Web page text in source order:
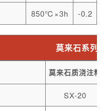
850℃×3h -0.2
莫来石系列
莫来石质浇注料
SX-20